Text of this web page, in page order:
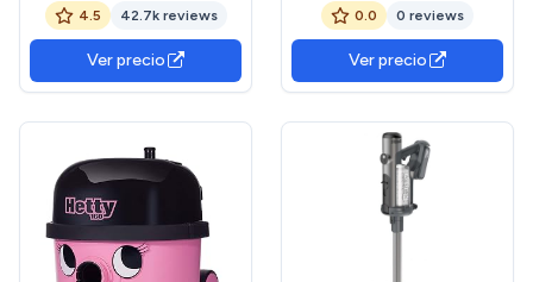
con Depósito, Filtro HEPA
y Boquilla TriActive
(FC9332/09)
4.5 42.7k reviews
Ver precio
0.0 0 reviews
Ver precio